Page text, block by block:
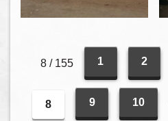
8 / 155 1 2
8 9 10